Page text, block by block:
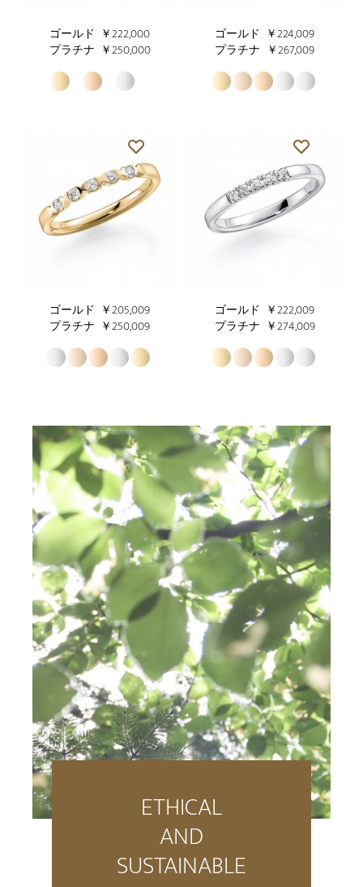
ゴールド ￥222,000
プラチナ ￥250,000
ゴールド ￥224,009
プラチナ ￥267,009
ゴールド ￥205,009
プラチナ ￥250,009
ゴールド ￥222,009
プラチナ ￥274,009
ETHICAL
AND
SUSTAINABLE